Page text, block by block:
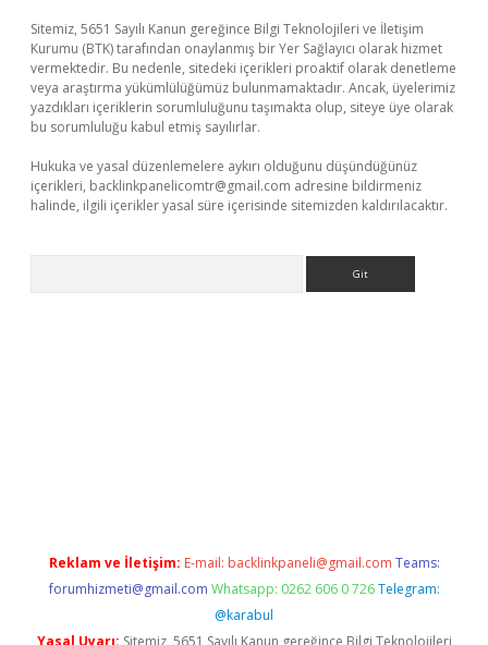
Sitemiz, 5651 Sayılı Kanun gereğince Bilgi Teknolojileri ve İletişim
Kurumu (BTK) tarafından onaylanmış bir Yer Sağlayıcı olarak hizmet
vermektedir. Bu nedenle, sitedeki içerikleri proaktif olarak denetleme
veya araştırma yükümlülüğümüz bulunmamaktadır. Ancak, üyelerimiz
yazdıkları içeriklerin sorumluluğunu taşımakta olup, siteye üye olarak
bu sorumluluğu kabul etmiş sayılırlar.
Hukuka ve yasal düzenlemelere aykırı olduğunu düşündüğünüz
içerikleri, backlinkpanelicomtr@gmail.com adresine bildirmeniz
halinde, ilgili içerikler yasal süre içerisinde sitemizden kaldırılacaktır.
Reklam ve İletişim: E-mail: backlinkpaneli@gmail.com Teams:
forumhizmeti@gmail.com Whatsapp: 0262 606 0 726 Telegram:
@karabul
Yasal Uyarı: Sitemiz, 5651 Sayılı Kanun gereğince Bilgi Teknolojileri